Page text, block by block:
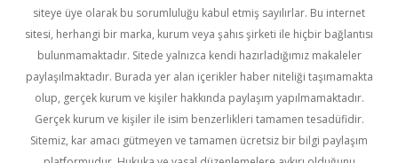
siteye üye olarak bu sorumluluğu kabul etmiş sayılırlar. Bu internet
sitesi, herhangi bir marka, kurum veya şahıs şirketi ile hiçbir bağlantısı
bulunmamaktadır. Sitede yalnızca kendi hazırladığımız makaleler
paylaşılmaktadır. Burada yer alan içerikler haber niteliği taşımamakta
olup, gerçek kurum ve kişiler hakkında paylaşım yapılmamaktadır.
Gerçek kurum ve kişiler ile isim benzerlikleri tamamen tesadüfidir.
Sitemiz, kar amacı gütmeyen ve tamamen ücretsiz bir bilgi paylaşım